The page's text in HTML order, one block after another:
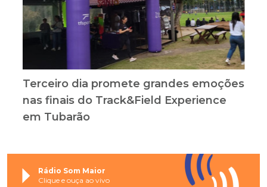
Terceiro dia promete grandes emoções
nas finais do Track&Field Experience
em Tubarão
Rádio Som Maior
Clique e ouça ao vivo